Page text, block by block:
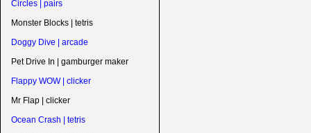
Circles | pairs
Monster Blocks | tetris
Doggy Dive | arcade
Pet Drive In | gamburger maker
Flappy WOW | clicker
Mr Flap | clicker
Ocean Crash | tetris